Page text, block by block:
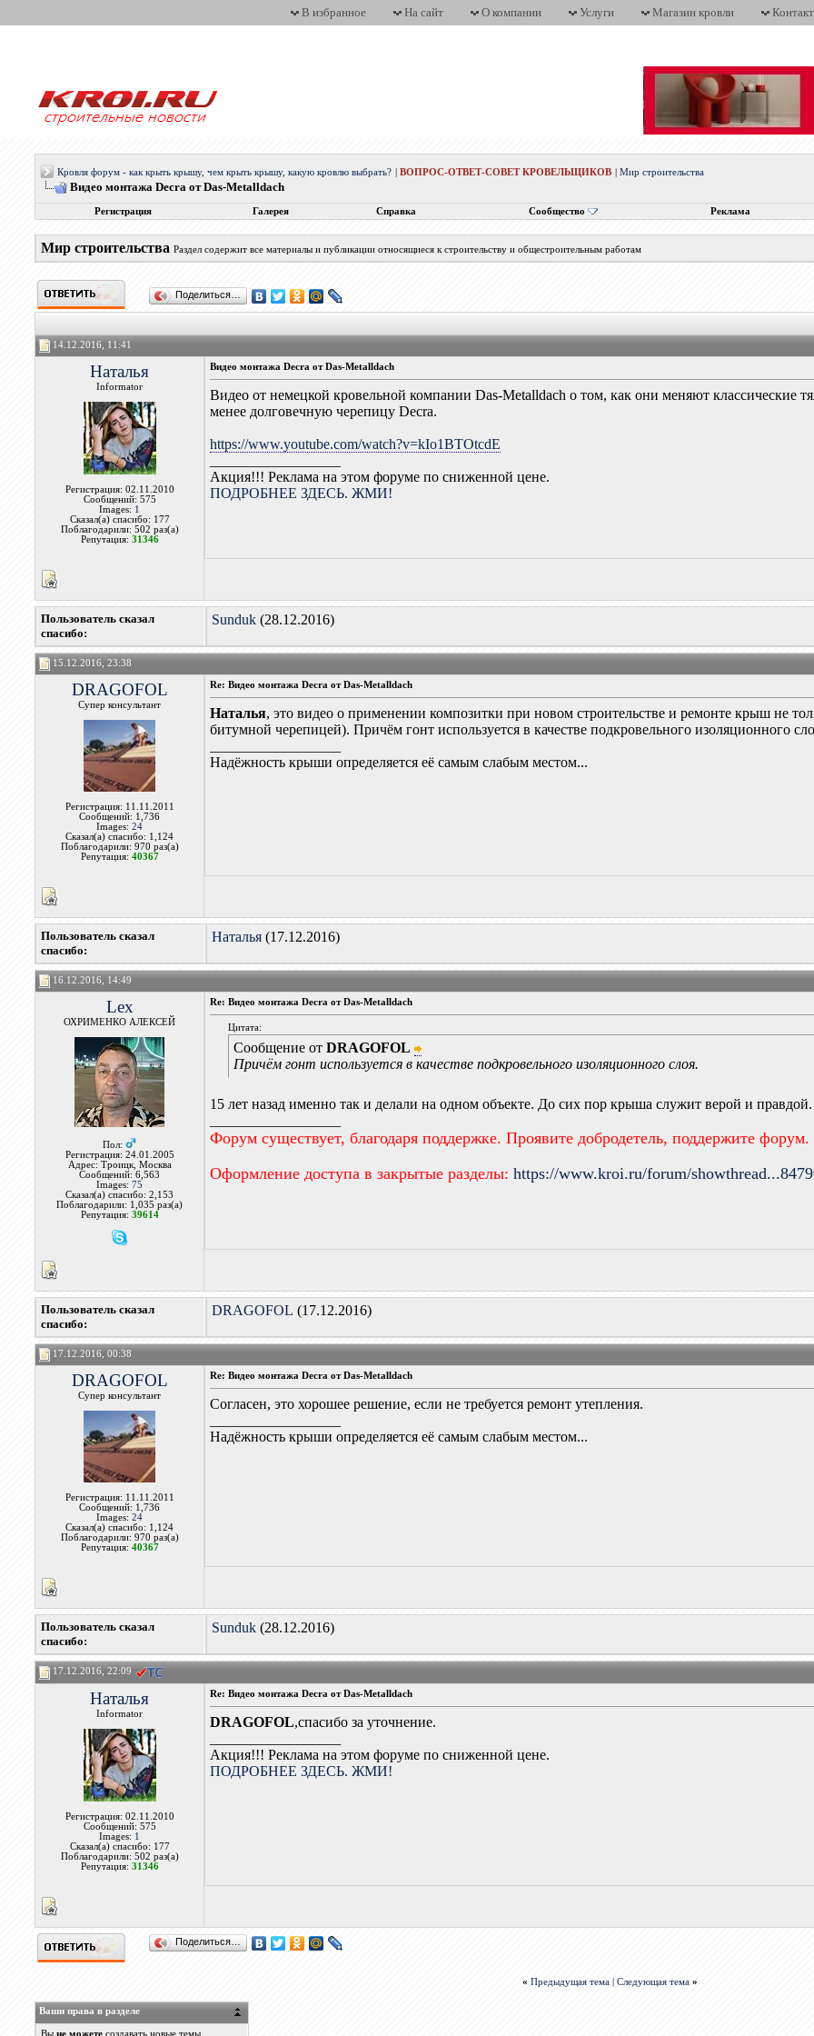
В избранное На сайт О компании Услуги Магазин кровли
Кровля форум - как крыть крышу, чем крыть крышу, какую кровлю выбрать? |ВОПРОС-ОТВЕТ-СОВЕТ КРОВЕЛЬЩИКОВ |Мир строительства
Видео монтажа Decra от Das-Metalldach
Регистрация Галерея Справка Сообщество Реклама
Мир строительства Раздел содержит все материалы и публикации относящиеся к строительству и общестроительным работам
Поделиться…
14.12.2016, 11:41
Наталья
Informator
Регистрация: 02.11.2010
Сообщений: 575
Images: 1
Сказал(а) спасибо: 177
Поблагодарили: 502 раз(а)
Репутация: 31346
Видео монтажа Decra от Das-Metalldach
Видео от немецкой кровельной компании Das-Metalldach о том, как они меняют классические
менее долговечную черепицу Decra.
https://www.youtube.com/watch?v=kIo1BTOtcdE
Акция!!! Реклама на этом форуме по сниженной цене.
ПОДРОБНЕЕ ЗДЕСЬ. ЖМИ!
Пользователь сказал
cпасибо:
Sunduk (28.12.2016)
15.12.2016, 23:38
DRAGOFOL
Супер консультант
Регистрация: 11.11.2011
Сообщений: 1,736
Images:24
Сказал(а) спасибо: 1,124
Поблагодарили: 970 раз(а)
Репутация: 40367
Re: Видео монтажа Decra от Das-Metalldach
Наталья, это видео о применении композитки при новом строительстве и ремонте крыш не
битумной черепицей). Причём гонт используется в качестве подкровельного изоляционного
Надёжность крыши определяется её самым слабым местом...
Пользователь сказал
cпасибо:
Наталья (17.12.2016)
16.12.2016, 14:49
Lex
ОХРИМЕНКО АЛЕКСЕЙ
Пол:
Регистрация: 24.01.2005
Адрес: Троицк, Москва
Сообщений: 6,563
Images:75
Сказал(а) спасибо: 2,153
Поблагодарили: 1,035 раз(а)
Репутация: 39614
Re: Видео монтажа Decra от Das-Metalldach
Цитата:
Сообщение отDRAGOFOL
Причём гонт используется в качестве подкровельного изоляционного слоя.
15 лет назад именно так и делали на одном объекте. До сих пор крыша служит верой и правдой.
Форум существует, благодаря поддержке. Проявите добродетель, поддержите
Оформление доступа в закрытые разделы:https://www.kroi.ru/forum/
Пользователь сказал
cпасибо:
DRAGOFOL (17.12.2016)
17.12.2016, 00:38
DRAGOFOL
Супер консультант
Регистрация: 11.11.2011
Сообщений: 1,736
Images:24
Сказал(а) спасибо: 1,124
Поблагодарили: 970 раз(а)
Репутация: 40367
Re: Видео монтажа Decra от Das-Metalldach
Согласен, это хорошее решение, если не требуется ремонт утепления.
Надёжность крыши определяется её самым слабым местом...
Пользователь сказал
cпасибо:
Sunduk (28.12.2016)
17.12.2016, 22:09
Наталья
Informator
Регистрация: 02.11.2010
Сообщений: 575
Images: 1
Сказал(а) спасибо: 177
Поблагодарили: 502 раз(а)
Репутация: 31346
Re: Видео монтажа Decra от Das-Metalldach
DRAGOFOL,спасибо за уточнение.
Акция!!! Реклама на этом форуме по сниженной цене.
ПОДРОБНЕЕ ЗДЕСЬ. ЖМИ!
Поделиться…
« Предыдущая тема |Следующая тема »
Ваши права в разделе
Выне можете создавать новые темы